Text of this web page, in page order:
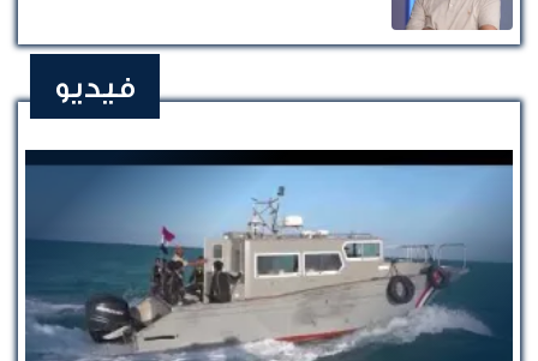
فيديو